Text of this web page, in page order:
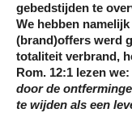
gebedstijden te
We hebben
(brand)offers werd
totaliteit verbrand,
Rom. 12:1 lezen we:
door de
te wijden als een